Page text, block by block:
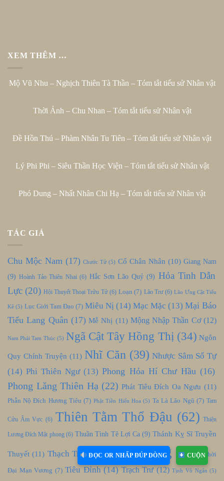
XEM THÊM …
Mộ Vũ Nhu – Nghịch Thiên Tà Thần – Tóm tắt tiểu sử Nhân vật
Thời Ảnh – Chu Nhan – Tóm tắt tiểu sử Nhân vật
Đề Hồn Thú – Phàm Nhân Tu Tiên – Tóm tắt tiểu sử Nhân vật
Lý Phi Phi – Siêu Thần Học Viện – Tóm tắt tiểu sử Nhân vật
Phó Dung – Nhất Nhân Chi Hạ – Tóm tắt tiểu sử Nhân vật
TÁC GIẢ
Chu Mộc Nam (17) Chước Tử (5) Cổ Chân Nhân (10) Giang Nam
(9) Hoành Tảo Thiên Nhai(6) Hắc Sơn Lão Quỷ (9) Hỏa Tinh Dẫn
Lực (20) Hội Thuyết Thoại Trửu Tử(6) Loạn (7) Lão Trư(6) Lão Ưng Cật Tiểu
Kê (5) Lục Giới Tam Đạo (7) Miêu Nị (14) Mạc Mặc (13) Mại Báo
Tiểu Lang Quân(17) Mễ Nhị (11) Mộng Nhập Thần Cơ(12)
Nam Phái Tam Thúc(5) Ngã Cật Tây Hồng Thị(34) Ngôn
Quy Chính Truyện (11) Nhĩ Căn(39) Nhược Sâm Số Tự
(14) Phi Thiên Ngư(13) Phong Hỏa Hí Chư Hầu(16)
Phong Lăng Thiên Hạ(22) Phát Tiêu Đích Oa Ngưu (11)
Phẫn Nộ Đích Hương Tiêu (7) Phật Tiền Hiến Hoa(5) Ta Là Lão Ngũ (7) Tam
Cửu Âm Vực (6) Thiên Tằm Thổ Đậu (62) Thiện
Lương Đích Mật phong(6) Thuần Tình Tê Lợi Ca(9) Thánh Kỵ Sĩ Truyền
Thuyết (11) Thạch Trư(14) Thần Đông (90) Thời
Đại Mạn Vương (7) Tiêu Đỉnh (14) Trạch Trư (12) Tịnh Vô Ngân (5)
ĐỌC OR NHẤP ĐÚP DÒNG CUỘN